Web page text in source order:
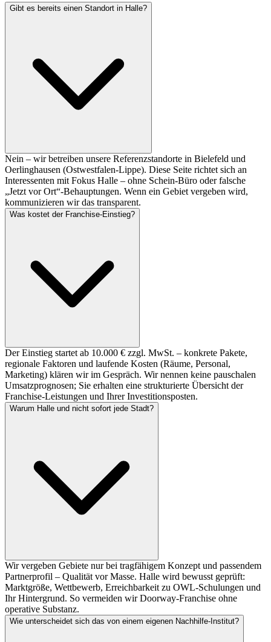
Gibt es bereits einen Standort in Halle?
Nein – wir betreiben unsere Referenzstandorte in Bielefeld und
Oerlinghausen (Ostwestfalen-Lippe). Diese Seite richtet sich an
Interessenten mit Fokus Halle – ohne Schein-Büro oder falsche
„Jetzt vor Ort“-Behauptungen. Wenn ein Gebiet vergeben wird,
kommunizieren wir das transparent.
Was kostet der Franchise-Einstieg?
Der Einstieg startet ab 10.000 € zzgl. MwSt. – konkrete Pakete,
regionale Faktoren und laufende Kosten (Räume, Personal,
Marketing) klären wir im Gespräch. Wir nennen keine pauschalen
Umsatzprognosen; Sie erhalten eine strukturierte Übersicht der
Franchise-Leistungen und Ihrer Investitionsposten.
Warum Halle und nicht sofort jede Stadt?
Wir vergeben Gebiete nur bei tragfähigem Konzept und passendem
Partnerprofil – Qualität vor Masse. Halle wird bewusst geprüft:
Marktgröße, Wettbewerb, Erreichbarkeit zu OWL-Schulungen und
Ihr Hintergrund. So vermeiden wir Doorway-Franchise ohne
operative Substanz.
Wie unterscheidet sich das von einem eigenen Nachhilfe-Institut?